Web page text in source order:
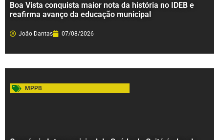
Boa Vista conquista maior nota da história no IDEB e
reafirma avanço da educação municipal
João Dantas 07/08/2026
MPPB